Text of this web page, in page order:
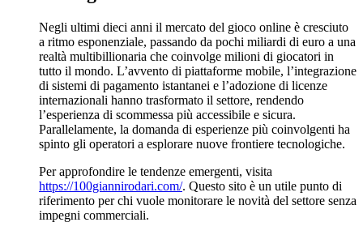
Negli ultimi dieci anni il mercato del gioco online è cresciuto
a ritmo esponenziale, passando da pochi miliardi di euro a una
realtà multibillionaria che coinvolge milioni di giocatori in
tutto il mondo. L’avvento di piattaforme mobile, l’integrazione
di sistemi di pagamento istantanei e l’adozione di licenze
internazionali hanno trasformato il settore, rendendo
l’esperienza di scommessa più accessibile e sicura.
Parallelamente, la domanda di esperienze più coinvolgenti ha
spinto gli operatori a esplorare nuove frontiere tecnologiche.
Per approfondire le tendenze emergenti, visita
https://100giannirodari.com/. Questo sito è un utile punto di
riferimento per chi vuole monitorare le novità del settore senza
impegni commerciali.